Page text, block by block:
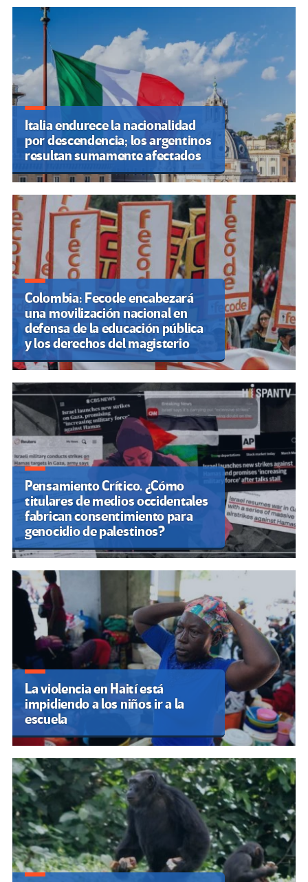
Italia endurece la nacionalidad
por descendencia; los argentinos
resultan sumamente afectados
Colombia: Fecode encabezará
una movilización nacional en
defensa de la educación pública
y los derechos del magisterio
Pensamiento Crítico. ¿Cómo
titulares de medios occidentales
fabrican consentimiento para
genocidio de palestinos?
La violencia en Haití está
impidiendo a los niños ir a la
escuela